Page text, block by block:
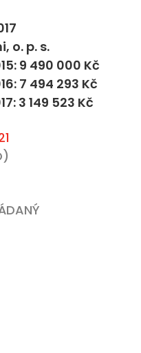
o. p. s.
9 490 000 Kč
7 494 293 Kč
3 149 523 Kč